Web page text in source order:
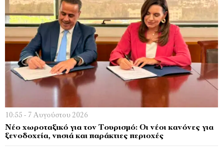
10:55 - 7 Αυγούστου 2026
Νέο χωροταξικό για τον Τουρισμό: Οι νέοι κανόνες για
ξενοδοχεία, νησιά και παράκτιες περιοχές